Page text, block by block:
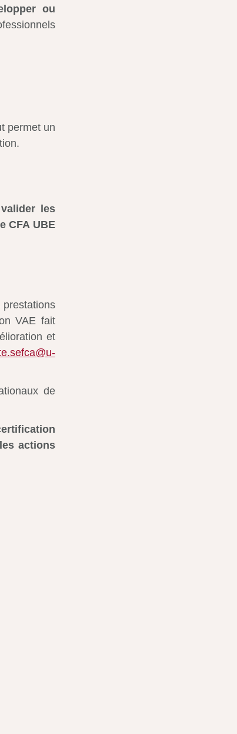
ou
permet un
les
CFA UBE
VAE fait
et
de
actions